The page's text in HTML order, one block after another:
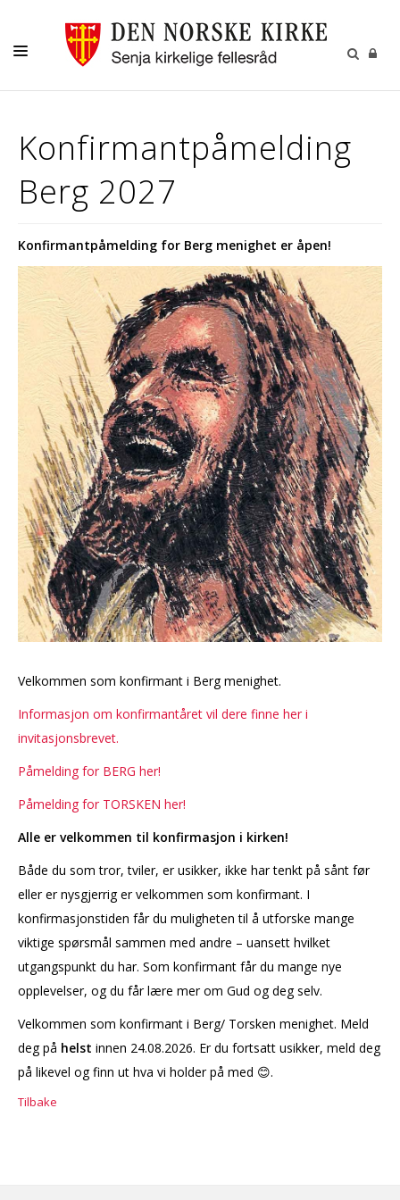
GRAVPLASSENE
OM OSS
Konfirmantpåmelding
Berg 2027
Konfirmantpåmelding for Berg menighet er åpen!
Velkommen som konfirmant i Berg menighet.
Informasjon om konfirmantåret vil dere finne her i
invitasjonsbrevet.
Påmelding for BERG her!
Påmelding for TORSKEN her!
Alle er velkommen til konfirmasjon i kirken!
Både du som tror, tviler, er usikker, ikke har tenkt på sånt før
eller er nysgjerrig er velkommen som konfirmant. I
konfirmasjonstiden får du muligheten til å utforske mange
viktige spørsmål sammen med andre – uansett hvilket
utgangspunkt du har. Som konfirmant får du mange nye
opplevelser, og du får lære mer om Gud og deg selv.
Velkommen som konfirmant i Berg/ Torsken menighet. Meld
deg på helst innen 24.08.2026. Er du fortsatt usikker, meld deg
på likevel og finn ut hva vi holder på med 😊.
Tilbake